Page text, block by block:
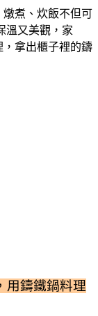
煮、炊飯不但可
溫又美觀，家
拿出櫃子裡的鑄
用鑄鐵鍋料理